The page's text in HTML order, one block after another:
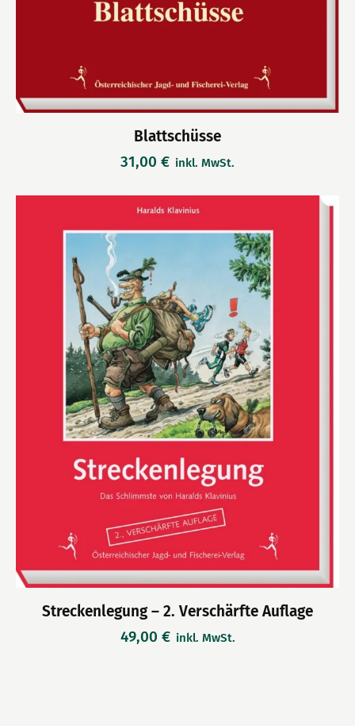
Blattschüsse
31,00 € inkl. MwSt.
Streckenlegung – 2. Verschärfte Auflage
49,00 € inkl. MwSt.